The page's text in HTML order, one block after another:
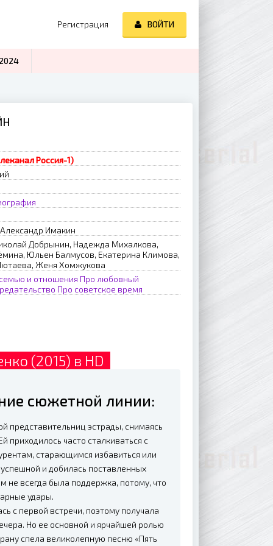
Россия-1)
Имакин
Добрынин, Надежда Михалкова,
Юльен Балмусов, Екатерина Климова,
Женя Хомжукова
и отношения Про любовный
Про советское время
(2015) в HD
сюжетной линии:
представительниц эстрады, снимаясь
часто сталкиваться с
старающимся избавиться или
и добилась поставленных
не всегда была поддержка, потому, что
удары.
с первой встречи, поэтому получала
Но ее основной и ярчайшей ролью
спела великолепную песню «Пять
Регистрация ВОЙТИ